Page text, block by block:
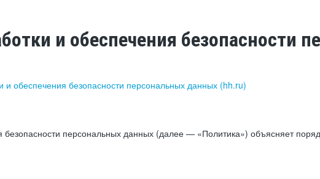
и обеспечения безопасности
и обеспечения безопасности персональных данных (hh.ru)
безопасности персональных данных (далее — «Политика») объясняет